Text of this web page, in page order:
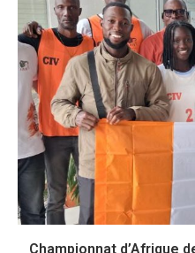
Championnat d’Afrique